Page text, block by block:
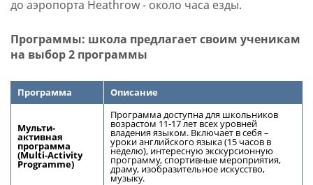
до аэропорта Heathrow - около часа езды.
Программы: школа предлагает своим ученикам
на выбор 2 программы
Программа Описание
Мульти-
активная
программа
(Multi-Activity
Programme)
Программа доступна для школьников
возрастом 11-17 лет всех уровней
владения языком. Включает в себя –
уроки английского языка (15 часов в
неделю), интересную экскурсионную
программу, спортивные мероприятия,
драму, изобразительное искусство,
музыку.